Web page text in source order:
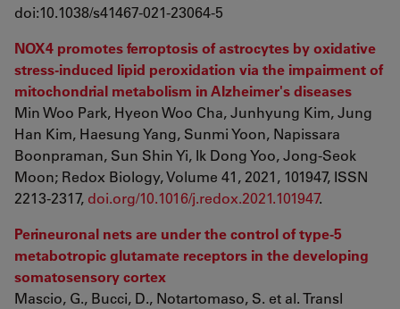
doi:10.1038/s41467-021-23064-5
NOX4 promotes ferroptosis of astrocytes by oxidative
stress-induced lipid peroxidation via the impairment of
mitochondrial metabolism in Alzheimer's diseases
Min Woo Park, Hyeon Woo Cha, Junhyung Kim, Jung
Han Kim, Haesung Yang, Sunmi Yoon, Napissara
Boonpraman, Sun Shin Yi, Ik Dong Yoo, Jong-Seok
Moon; Redox Biology, Volume 41, 2021, 101947, ISSN
2213-2317, doi.org/10.1016/j.redox.2021.101947.
Perineuronal nets are under the control of type-5
metabotropic glutamate receptors in the developing
somatosensory cortex
Mascio, G., Bucci, D., Notartomaso, S. et al. Transl